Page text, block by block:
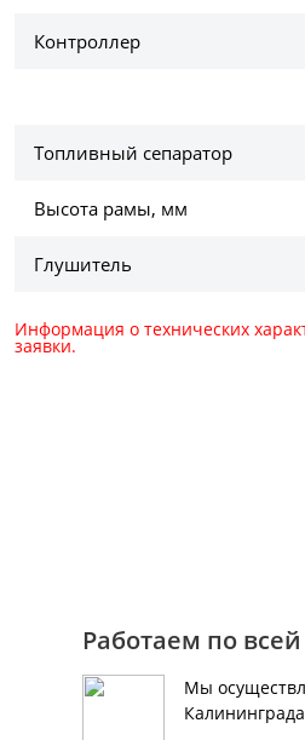
Контроллер
Топливный сепаратор
Высота рамы, мм
Глушитель
Информация о технических
заявки.
Работаем по
Мы